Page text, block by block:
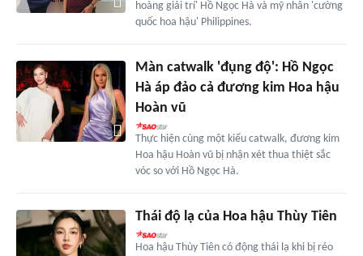
hoàng giải trí' Hồ Ngọc Hà và mỹ nhân 'cường
quốc hoa hậu' Philippines.
Màn catwalk 'đụng độ': Hồ Ngọc
Hà áp đảo cả đương kim Hoa hậu
Hoàn vũ
Thực hiện cùng một kiểu catwalk, đương kim
Hoa hậu Hoàn vũ bị nhận xét thua thiệt sắc
vóc so với Hồ Ngọc Hà.
Thái độ lạ của Hoa hậu Thùy Tiên
Hoa hậu Thùy Tiên có động thái lạ khi bị réo